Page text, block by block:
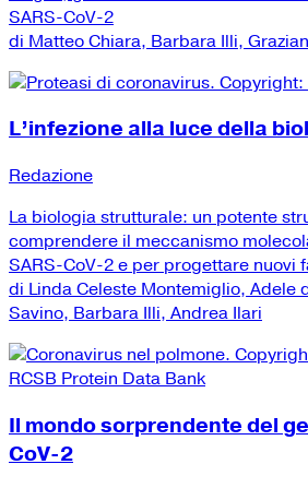
SARS-CoV-2
di Matteo Chiara, Barbara Illi,
L’infezione alla luce della
Redazione
La biologia strutturale: un potente
comprendere il meccanismo
SARS-CoV-2 e per progettare nuovi
di Linda Celeste Montemiglio, Adele
Savino, Barbara Illi, Andrea Ilari
Il mondo sorprendente del
CoV-2